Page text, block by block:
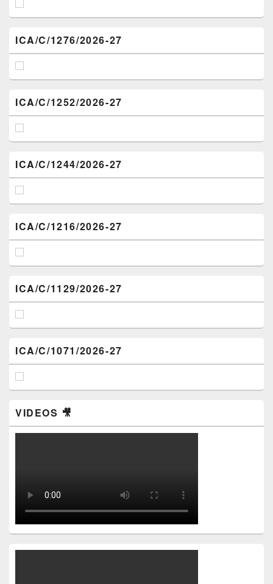
ICA/C/1276/2026-27
ICA/C/1252/2026-27
ICA/C/1244/2026-27
ICA/C/1216/2026-27
ICA/C/1129/2026-27
ICA/C/1071/2026-27
VIDEOS 🎥